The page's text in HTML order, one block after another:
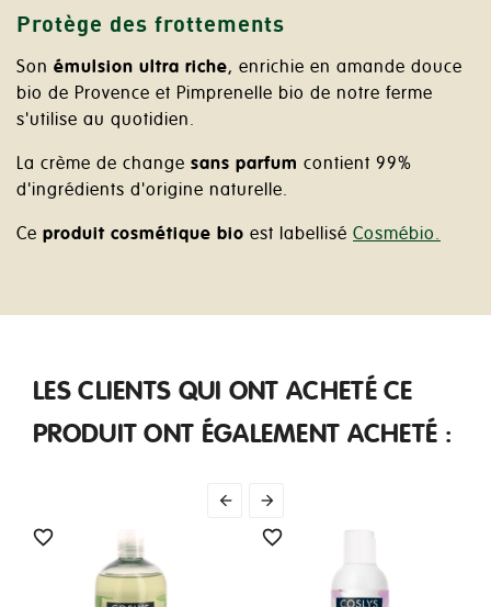
Protège des frottements
Son émulsion ultra riche, enrichie en amande douce
bio de Provence et Pimprenelle bio de notre ferme
s'utilise au quotidien.
La crème de change sans parfum contient 99%
d'ingrédients d'origine naturelle.
Ce produit cosmétique bio est labellisé Cosmébio.
LES CLIENTS QUI ONT ACHETÉ CE
PRODUIT ONT ÉGALEMENT ACHETÉ :
 
 